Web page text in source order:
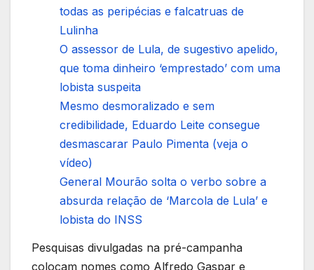
todas as peripécias e falcatruas de
Lulinha
O assessor de Lula, de sugestivo apelido,
que toma dinheiro ‘emprestado’ com uma
lobista suspeita
Mesmo desmoralizado e sem
credibilidade, Eduardo Leite consegue
desmascarar Paulo Pimenta (veja o
vídeo)
General Mourão solta o verbo sobre a
absurda relação de ‘Marcola de Lula’ e
lobista do INSS
Pesquisas divulgadas na pré-campanha
colocam nomes como Alfredo Gaspar e